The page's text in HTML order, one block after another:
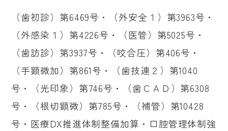
（歯初診）第6469号・（外安全１）第3963号・
（外感染１）第4226号・（医管）第5025号・
（歯訪診）第3937号・（咬合圧）第406号・
（手顕微加）第861号・（歯技連２）第1040
号・（光印象）第746号・（歯ＣＡＤ）第6308
号・（根切顕微）第785号・（補管）第10428
号・医療DX推進体制整備加算・口腔管理体制強